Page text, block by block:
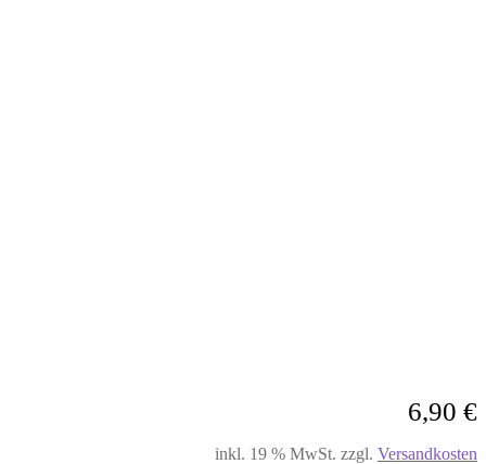
6,90 €
inkl. 19 % MwSt. zzgl. Versandkosten